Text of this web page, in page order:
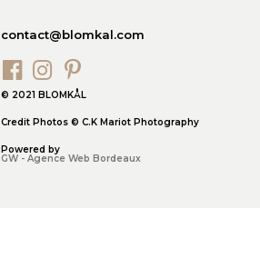
contact@blomkal.com
© 2021 BLOMKÅL
Credit Photos © C.K Mariot Photography
Powered by
GW - Agence Web Bordeaux